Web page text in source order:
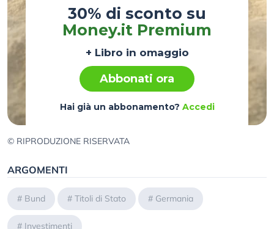
30% di sconto su
Money.it Premium
+ Libro in omaggio
Abbonati ora
Hai già un abbonamento? Accedi
© RIPRODUZIONE RISERVATA
ARGOMENTI
# Bund # Titoli di Stato # Germania
# Investimenti